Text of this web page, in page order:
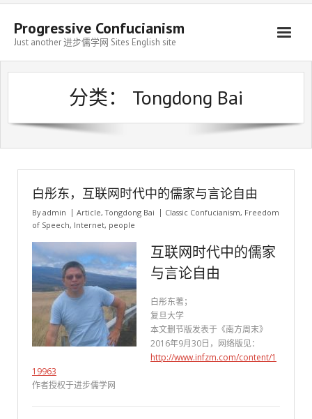
Progressive Confucianism
Just another 进步儒学网 Sites English site
分类： Tongdong Bai
白彤东，互联网时代中的儒家与言论自由
Byadmin Article,Tongdong Bai Classic Confucianism, Freedom
of Speech, Internet, people
互联网时代中的儒家
与言论自由
白彤东著；
复旦大学
本文删节版发表于《南方周末》
2016年9月30日，网络版见：
http://www.infzm.com/content/1
19963
作者授权于进步儒学网